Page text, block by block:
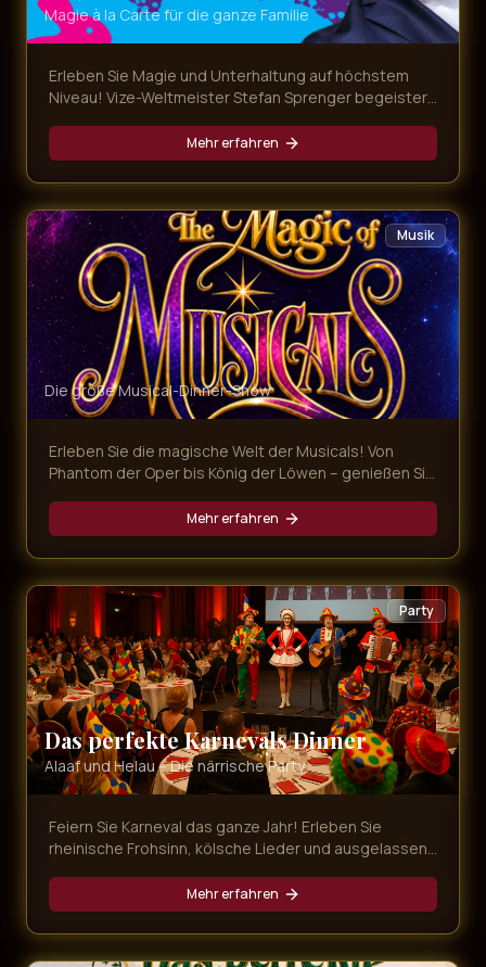
Magie à la Carte für die ganze Familie
Erleben Sie Magie und Unterhaltung auf höchstem
Niveau! Vize-Weltmeister Stefan Sprenger begeistert
magischen Überraschungen – begleitet von einem
köstlichen Mehr-Gänge-Menü.
Mehr erfahren
Musik
Die große Musical-Dinner-Show
Erleben Sie die magische Welt der Musicals! Von
Phantom der Oper bis König der Löwen – genießen Sie
dargeboten von erstklassigen Künstlern.
Mehr erfahren
Party
Das perfekte Karnevals Dinner
Alaaf und Helau – Die närrische Party
Feiern Sie Karneval das ganze Jahr! Erleben Sie
rheinische Frohsinn, kölsche Lieder und ausgelassene
mit leckerem Menü.Mehr erfahren